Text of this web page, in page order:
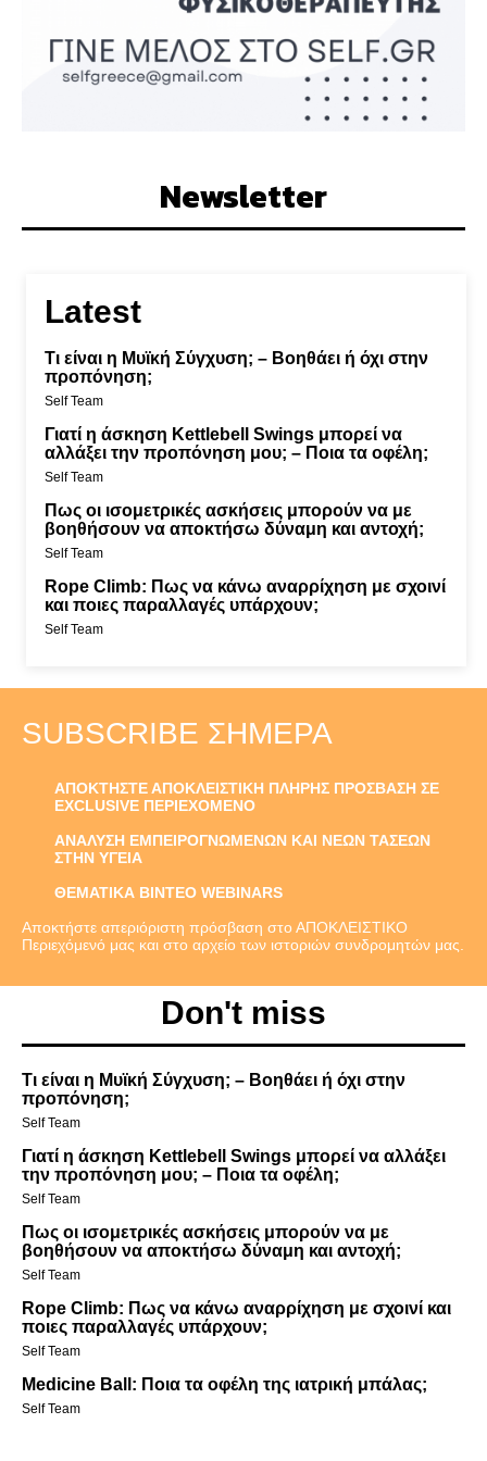
Newsletter
Latest
Τι είναι η Μυϊκή Σύγχυση; – Βοηθάει ή όχι στην
προπόνηση;
Self Team
Γιατί η άσκηση Kettlebell Swings μπορεί να
αλλάξει την προπόνηση μου; – Ποια τα οφέλη;
Self Team
Πως οι ισομετρικές ασκήσεις μπορούν να με
βοηθήσουν να αποκτήσω δύναμη και αντοχή;
Self Team
Rope Climb: Πως να κάνω αναρρίχηση με σχοινί
και ποιες παραλλαγές υπάρχουν;
Self Team
SUBSCRIBE ΣΉΜΕΡΑ
ΑΠΟΚΤΗΣΤΕ ΑΠΟΚΛΕΙΣΤΙΚΗ ΠΛΗΡΗΣ ΠΡΟΣΒΑΣΗ ΣΕ
EXCLUSIVE ΠΕΡΙΕΧΟΜΕΝΟ
ΑΝΑΛΥΣΗ ΕΜΠΕΙΡΟΓΝΩΜΕΝΩΝ ΚΑΙ ΝΕΩΝ ΤΑΣΕΩΝ
ΣΤΗΝ ΥΓΕΙΑ
ΘΕΜΑΤΙΚΑ ΒΙΝΤΕΟ WEBINARS
Αποκτήστε απεριόριστη πρόσβαση στο ΑΠΟΚΛΕΙΣΤΙΚΟ
Περιεχόμενό μας και στο αρχείο των ιστοριών συνδρομητών μας.
Don't miss
Τι είναι η Μυϊκή Σύγχυση; – Βοηθάει ή όχι στην
προπόνηση;
Self Team
Γιατί η άσκηση Kettlebell Swings μπορεί να αλλάξει
την προπόνηση μου; – Ποια τα οφέλη;
Self Team
Πως οι ισομετρικές ασκήσεις μπορούν να με
βοηθήσουν να αποκτήσω δύναμη και αντοχή;
Self Team
Rope Climb: Πως να κάνω αναρρίχηση με σχοινί και
ποιες παραλλαγές υπάρχουν;
Self Team
Medicine Ball: Ποια τα οφέλη της ιατρική μπάλας;
Self Team